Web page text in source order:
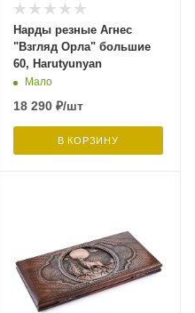
Нарды резные Агнес
"Взгляд Орла" большие
60, Harutyunyan
Мало
18 290₽/шт
В КОРЗИНУ